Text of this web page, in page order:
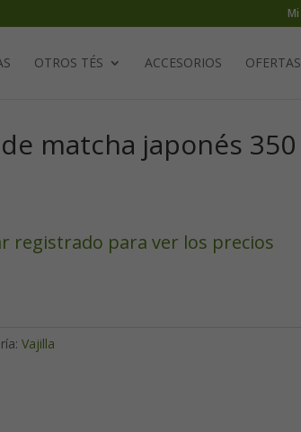
OTROS TÉS ACCESORIOS OFERTAS
matcha japonés
registrado para ver los precios
Vajilla